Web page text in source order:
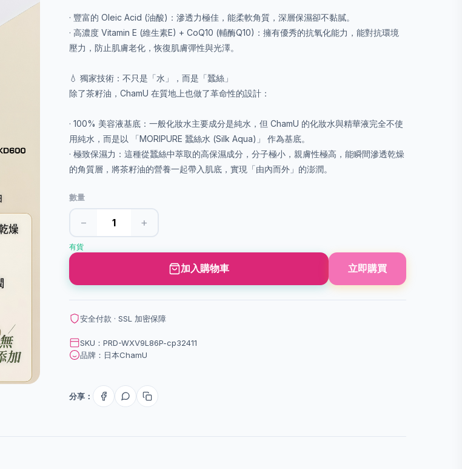
· 豐富的 Oleic Acid (油酸)：滲透力極佳，能柔軟角質，深層保濕卻不黏膩。
· 高濃度 Vitamin E (維生素E) + CoQ10 (輔酶Q10)：擁有優秀的抗氧化能力，能對抗環境
壓力，防止肌膚老化，恢復肌膚彈性與光澤。
💧 獨家技術：不只是「水」，而是「蠶絲」
除了茶籽油，ChamU 在質地上也做了革命性的設計：
· 100% 美容液基底：一般化妝水主要成分是純水，但 ChamU 的化妝水與精華液完全不使
用純水，而是以 「MORIPURE 蠶絲水 (Silk Aqua)」 作為基底。
· 極致保濕力：這種從蠶絲中萃取的高保濕成分，分子極小，親膚性極高，能瞬間滲透乾燥
的角質層，將茶籽油的營養一起帶入肌底，實現「由內而外」的澎潤。
數量
− +
有貨
加入購物車 立即購買
安全付款 · SSL 加密保障
SKU：PRD-WXV9L86P-cp32411
品牌：日本ChamU
分享：